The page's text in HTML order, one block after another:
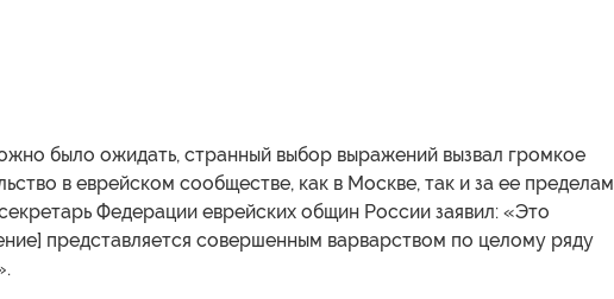
было ожидать, странный выбор выражений вызвал громкое
в еврейском сообществе, как в Москве, так и за ее
Федерации еврейских общин России заявил: «Это
представляется совершенным варварством по целому ряду